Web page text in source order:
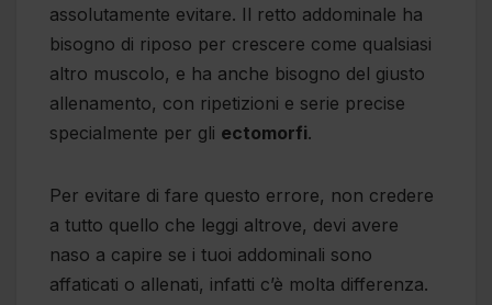
assolutamente evitare. Il retto addominale ha
bisogno di riposo per crescere come qualsiasi
altro muscolo, e ha anche bisogno del giusto
allenamento, con ripetizioni e serie precise
specialmente per gli ectomorfi.
Per evitare di fare questo errore, non credere
a tutto quello che leggi altrove, devi avere
naso a capire se i tuoi addominali sono
affaticati o allenati, infatti c’è molta differenza.